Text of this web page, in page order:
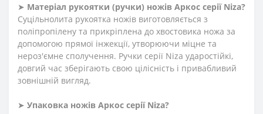
➤ Матеріал рукоятки (ручки) ножів Аркос серіїNiza?
Суцільнолита рукоятка ножів виготовляється з
поліпропілену та прикріплена до хвостовика ножа за
допомогою прямої інжекції, утворюючи міцне та
нероз'ємне сполучення. Ручки серії Niza ударостійкі,
довгий час зберігають свою цілісність і привабливий
зовнішній вигляд.
➤ Упаковка ножів Аркос серіїNiza?